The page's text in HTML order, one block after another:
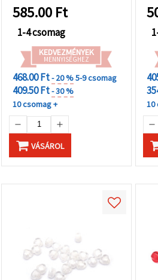
585.00 Ft
1-4 csomag
KEDVEZMÉNYEK
MENNYISÉGHEZ
468.00 Ft- 20 %5-9 csomag
409.50 Ft- 30 %
10 csomag +
VÁSÁROL
10